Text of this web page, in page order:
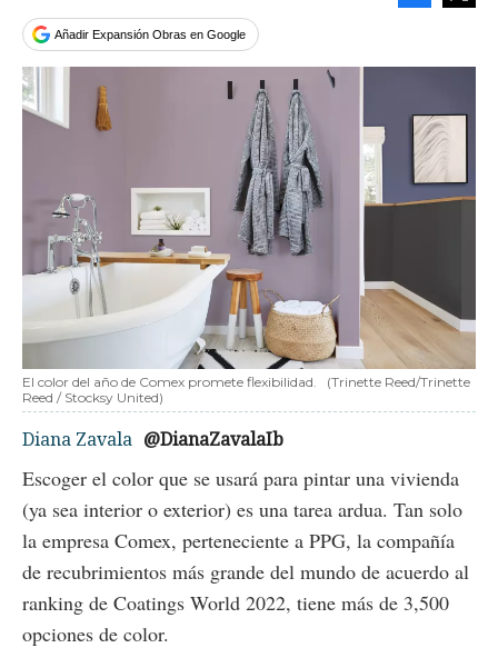
Añadir Expansión Obras en Google
El color del año de Comex promete flexibilidad.
(Trinette Reed/Trinette
Reed / Stocksy United)
Diana Zavala @DianaZavalaIb
Escoger el color que se usará para pintar una vivienda
(ya sea interior o exterior) es una tarea ardua. Tan solo
la empresa Comex, perteneciente a PPG, la compañía
de recubrimientos más grande del mundo de acuerdo al
ranking de Coatings World 2022, tiene más de 3,500
opciones de color.